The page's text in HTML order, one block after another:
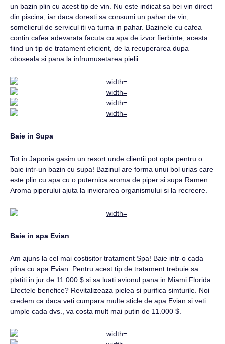
un bazin plin cu acest tip de vin. Nu este indicat sa bei vin direct
din piscina, iar daca doresti sa consumi un pahar de vin,
somelierul de servicul iti va turna in pahar. Bazinele cu cafea
contin cafea adevarata facuta cu apa de izvor fierbinte, acesta
fiind un tip de tratament eficient, de la recuperarea dupa
oboseala si pana la infrumusetarea pielii.
Baie in Supa
Tot in Japonia gasim un resort unde clientii pot opta pentru o
baie intr-un bazin cu supa! Bazinul are forma unui bol urias care
este plin cu apa cu o puternica aroma de piper si supa Ramen.
Aroma piperului ajuta la inviorarea organismului si la recreere.
Baie in apa Evian
Am ajuns la cel mai costisitor tratament Spa! Baie intr-o cada
plina cu apa Evian. Pentru acest tip de tratament trebuie sa
platiti in jur de 11.000 $ si sa luati avionul pana in Miami Florida.
Efectele benefice? Revitalizeaza pielea si purifica simturile. Noi
credem ca daca veti cumpara multe sticle de apa Evian si veti
umple cada dvs., va costa mult mai putin de 11.000 $.